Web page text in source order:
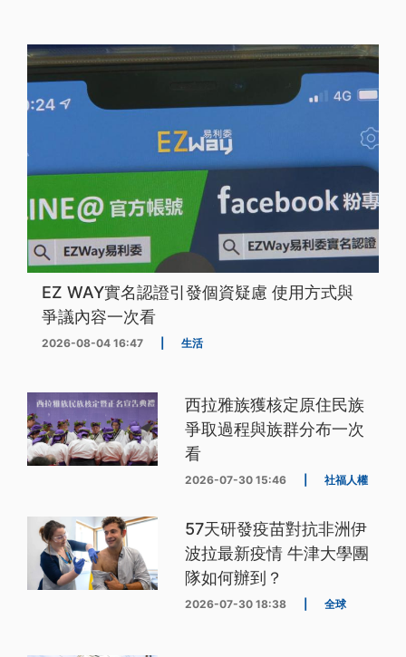
EZ WAY實名認證引發個資疑慮 使用方式與
爭議內容一次看
2026-08-04 16:47 生活
西拉雅族獲核定原住民族
爭取過程與族群分布一次
看
2026-07-30 15:46 社福人權
57天研發疫苗對抗非洲伊
波拉最新疫情 牛津大學團
隊如何辦到？
2026-07-30 18:38 全球